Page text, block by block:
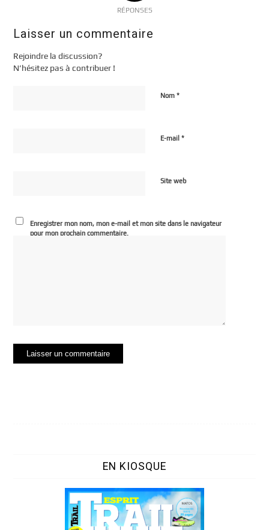
RÉPONSES
Laisser un commentaire
Rejoindre la discussion?
N’hésitez pas à contribuer !
Nom*
E-mail*
Site web
Enregistrer mon nom, mon e-mail et mon site dans le navigateur
pour mon prochain commentaire.
EN KIOSQUE